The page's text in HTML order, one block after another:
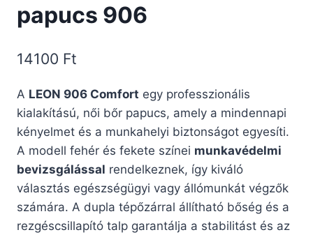
papucs 906
14100 Ft
A LEON 906 Comfort egy professzionális
kialakítású, női bőr papucs, amely a mindennapi
kényelmet és a munkahelyi biztonságot egyesíti.
A modell fehér és fekete színei munkavédelmi
bevizsgálással rendelkeznek, így kiváló
választás egészségügyi vagy állómunkát végzők
számára. A dupla tépőzárral állítható bőség és a
rezgéscsillapító talp garantálja a stabilitást és az